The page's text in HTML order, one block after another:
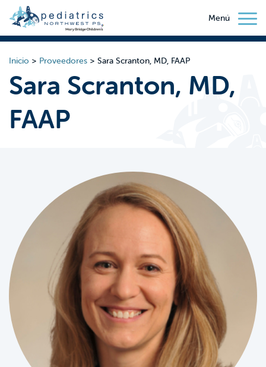
Menú
Inicio > Proveedores > Sara Scranton, MD, FAAP
Sara Scranton, MD,
FAAP